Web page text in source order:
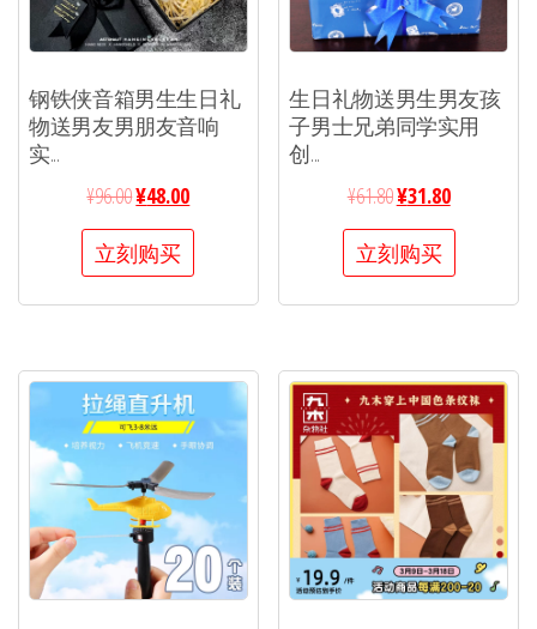
钢铁侠音箱男生生日礼
物送男友男朋友音响
实...
¥96.00¥48.00
立刻购买
生日礼物送男生男友孩
子男士兄弟同学实用
创...
¥61.80¥31.80
立刻购买